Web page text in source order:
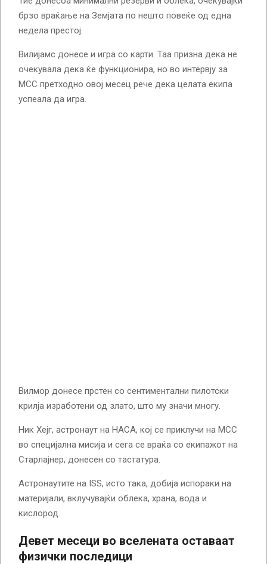
брзо враќање на Земјата по нешто повеќе од една
недела престој.
Вилијамс донесе и игра со карти. Таа призна дека не
очекувала дека ќе функционира, но во интервју за
МСС претходно овој месец рече дека целата екипа
успеала да игра.
Вилмор донесе прстен со сентиментални пилотски
крилја изработени од злато, што му значи многу.
Ник Хејг, астронаут на НАСА, кој се приклучи на МСС
во специјална мисија и сега се враќа со екипажот на
Старлајнер, донесен со тастатура.
Астронаутите на ISS, исто така, добија испораки на
материјали, вклучувајќи облека, храна, вода и
кислород.
Девет месеци во вселената оставаат
физички последици